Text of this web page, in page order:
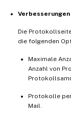
Verbesserungen
Die
die folgenden
Maximale
Anzahl von
Protokolle
Mail.